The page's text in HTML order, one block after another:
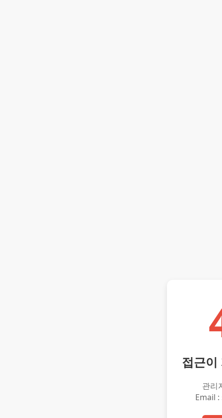
접근이
관리
Email